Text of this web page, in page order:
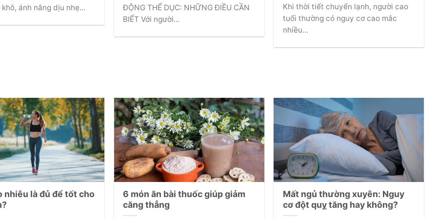
đến bầu không khí se
ánh nắng dịu nhẹ...
HỘI CHỨNG GAN THẬN VÀ HOẠT
ĐỘNG THỂ DỤC: NHỮNG ĐIỀU CẦN
BIẾT Với người...
Khi thời tiết chuyển lạnh, người cao
tuổi thường có nguy cơ cao mắc
nhiêu là đủ để tốt cho
6 món ăn bài thuốc giúp giảm
căng thẳng
Mất ngủ thường xuyên: Nguy
cơ đột quỵ tăng hay không?